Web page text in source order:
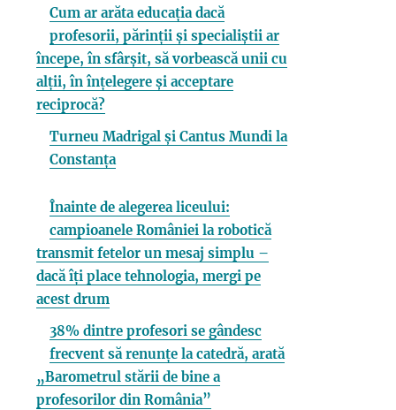
Cum ar arăta educația dacă
profesorii, părinții și specialiștii ar
începe, în sfârșit, să vorbească unii cu
alții, în înțelegere și acceptare
reciprocă?
Turneu Madrigal și Cantus Mundi la
Constanța
Înainte de alegerea liceului:
campioanele României la robotică
transmit fetelor un mesaj simplu –
dacă îți place tehnologia, mergi pe
acest drum
38% dintre profesori se gândesc
frecvent să renunțe la catedră, arată
„Barometrul stării de bine a
profesorilor din România”